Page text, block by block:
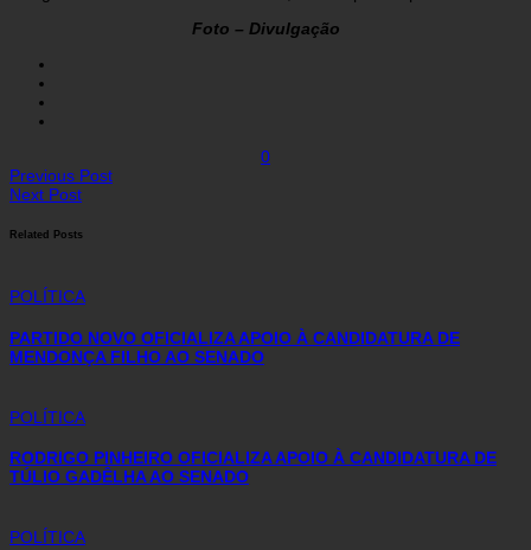
Foto – Divulgação
0
Previous Post
Next Post
Related Posts
POLÍTICA
PARTIDO NOVO OFICIALIZA APOIO À CANDIDATURA DE
MENDONÇA FILHO AO SENADO
POLÍTICA
RODRIGO PINHEIRO OFICIALIZA APOIO À CANDIDATURA DE
TÚLIO GADÊLHA AO SENADO
POLÍTICA